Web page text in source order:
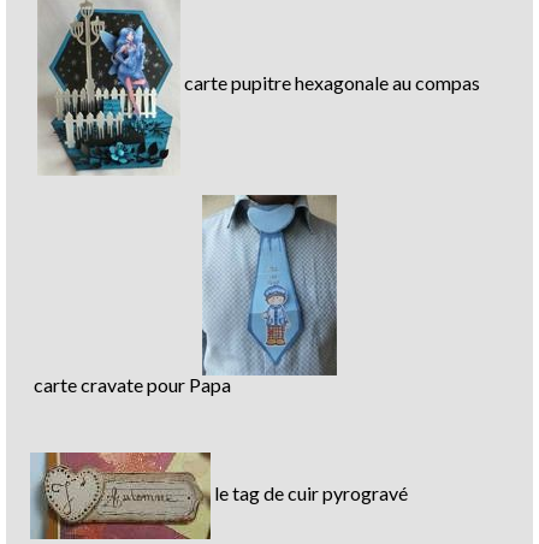
carte pupitre hexagonale au compas
carte cravate pour Papa
le tag de cuir pyrogravé